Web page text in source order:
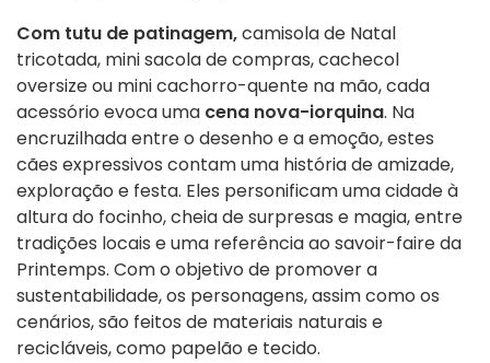
Com tutu de patinagem,camisola de Natal
tricotada, mini sacola de compras, cachecol
oversize ou mini cachorro-quente na mão, cada
acessório evoca uma cena nova-iorquina. Na
encruzilhada entre o desenho e a emoção, estes
cães expressivos contam uma história de amizade,
exploração e festa. Eles personificam uma cidade à
altura do focinho, cheia de surpresas e magia, entre
tradições locais e uma referência ao savoir-faire da
Printemps. Com o objetivo de promover a
sustentabilidade, os personagens, assim como os
cenários, são feitos de materiais naturais e
recicláveis, como papelão e tecido.